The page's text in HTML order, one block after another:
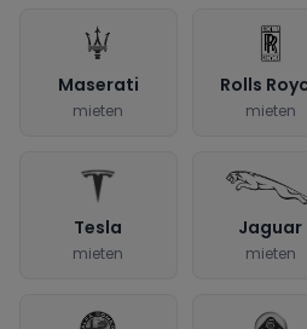
Maserati
mieten
Rolls
mieten
Tesla
mieten
Jaguar
mieten